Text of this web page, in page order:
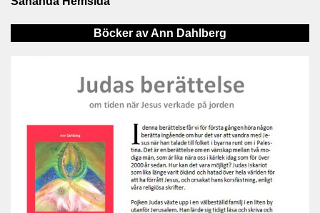
Böcker av Ann Dahlberg